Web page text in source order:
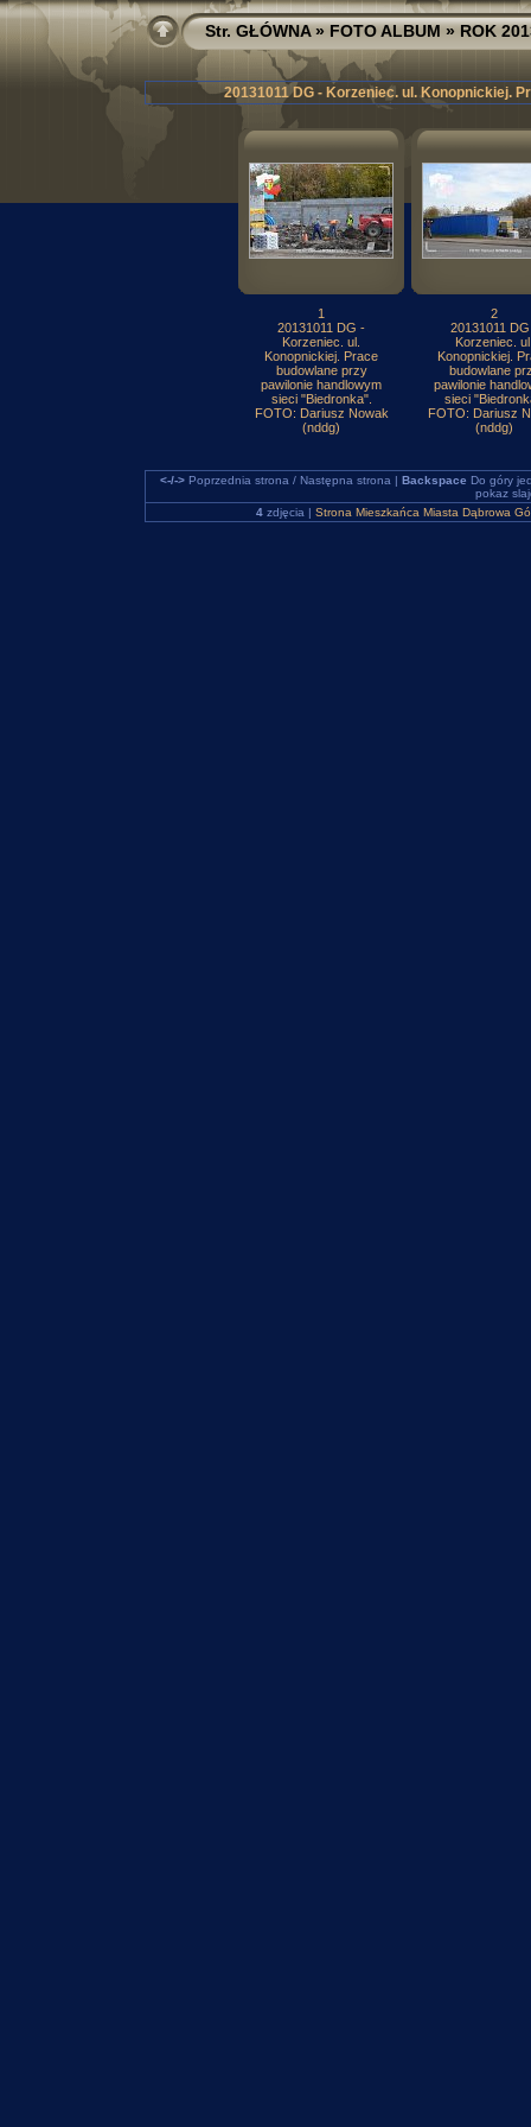
Str. GŁÓWNA»FOTO ALBUM»ROK
20131011 DG - Korzeniec. ul. Konopnickiej.
1
20131011 DG -
Korzeniec. ul.
Konopnickiej. Prace
budowlane przy
pawilonie handlowym
sieci "Biedronka".
FOTO: Dariusz Nowak
(nddg)
2
20131011
Korzeniec.
Konopnickiej.
budowlane
pawilonie
sieci
FOTO: Dariusz
(nddg)
<-/->Poprzednia strona / Następna strona | Backspace Do góry
pokaz
4zdjęcia | Strona Mieszkańca Miasta Dąbrowa